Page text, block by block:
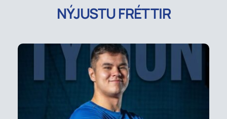
NÝJUSTU FRÉTTIR